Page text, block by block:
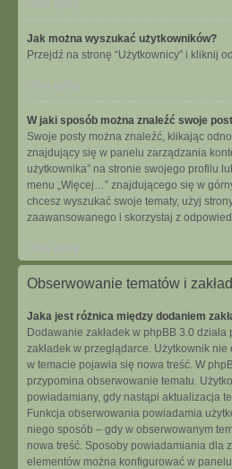
Jak można wyszukać użytkowników?
Przejdź na stronę “Użytkownicy” i kliknij
W jaki sposób można znaleźć swoje
Swoje posty można znaleźć, klikając
znajdujący się w panelu zarządzania
użytkownika” na stronie swojego profilu
menu „Więcej…” znajdującego się w
chcesz wyszukać swoje tematy, użyj
zaawansowanego i skorzystaj z
Obserwowanie tematów i
Jaka jest różnica między dodaniem
Dodawanie zakładek w phpBB 3.0
zakładek w przeglądarce. Użytkownik
w temacie pojawia się nowa treść. W
przypomina obserwowanie tematu.
powiadamiany, gdy nastąpi aktualizacja
Funkcja obserwowania powiadamia
niego sposób – gdy w obserwowanym
nowa treść. Sposoby powiadamiania dla
elementów można konfigurować w